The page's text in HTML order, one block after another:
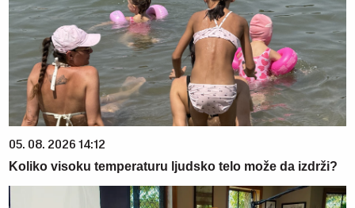
05. 08. 2026 14:12
Koliko visoku temperaturu ljudsko telo može da izdrži?